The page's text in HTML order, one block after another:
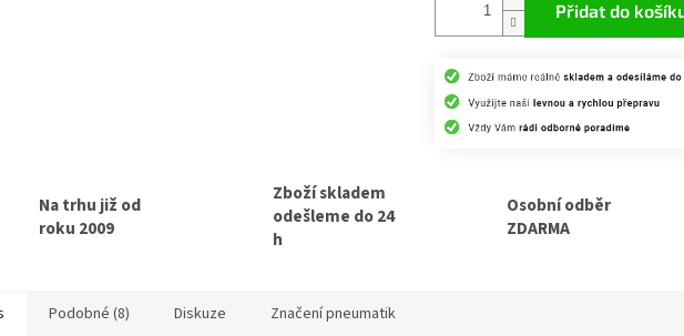
Přidat do
Na trhu již od
roku 2009
Zboží skladem
odešleme do 24
h
Osobní odběr
ZDARMA
Podobné (8) Diskuze Značení pneumatik